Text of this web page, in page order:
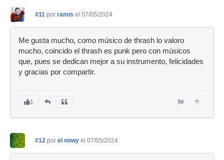
#11 por ramis el 07/05/2024
Me gusta mucho, como músico de thrash lo valoro
mucho, coincido el thrash es punk pero con músicos
que, pues se dedican mejor a su instrumento, felicidades
y gracias por compartir.
1
#12 por el nowy el 07/05/2024